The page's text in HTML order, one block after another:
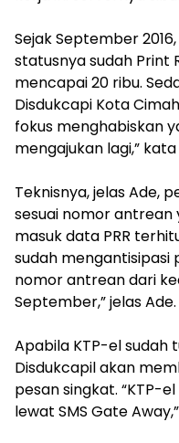
Sejak September
statusnya sudah Print
mencapai 20 ribu.
Disdukcapi Kota
fokus menghabiskan
mengajukan lagi,” kata
Teknisnya, jelas Ade,
sesuai nomor
masuk data PRR
sudah
nomor antrean dari
September,” jelas Ade.
Apabila KTP-el sudah
Disdukcapil akan
pesan singkat. “KTP-
lewat SMS Gate